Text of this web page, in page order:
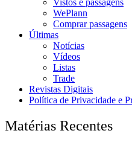
WePlann
Comprar passagens
Últimas
Notícias
Vídeos
Listas
Trade
Revistas Digitais
Política de Privacidade e
Matérias Recentes